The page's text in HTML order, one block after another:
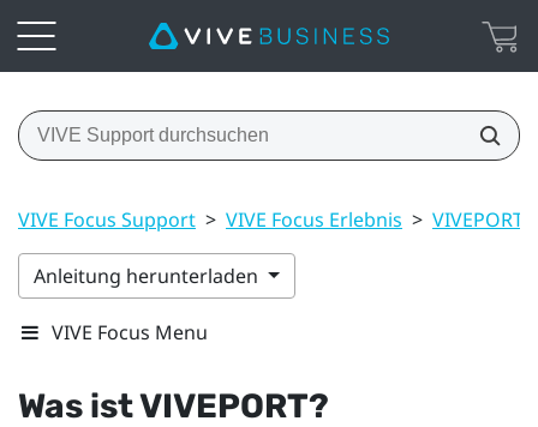
VIVE Focus Support > VIVE Focus Erlebnis > VIVEPORT
Anleitung herunterladen
VIVE Focus Menu
Was istVIVEPORT?